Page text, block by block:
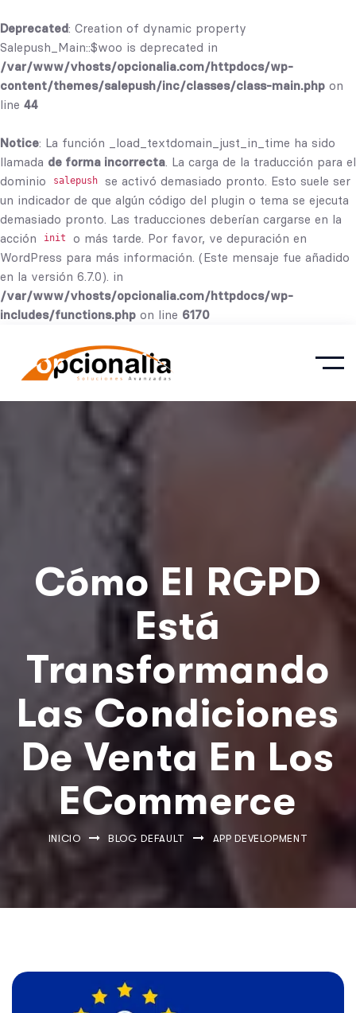
Deprecated: Creation of dynamic property
Salepush_Main::$woo is deprecated in
/var/www/vhosts/opcionalia.com/httpdocs/wp-
content/themes/salepush/inc/classes/class-main.php on
line 44
Notice: La función _load_textdomain_just_in_time ha sido
llamada de forma incorrecta. La carga de la traducción para el
dominio
salepush
se activó demasiado pronto. Esto suele ser
un indicador de que algún código del plugin o tema se ejecuta
demasiado pronto. Las traducciones deberían cargarse en la
acción
init o más tarde. Por favor, ve depuración en
WordPress para más información. (Este mensaje fue añadido
en la versión 6.7.0). in
/var/www/vhosts/opcionalia.com/httpdocs/wp-
includes/functions.php on line 6170
Cómo El RGPD
Está
Transformando
Las Condiciones
De Venta En Los
ECommerce
INICIO BLOG DEFAULT APP DEVELOPMENT